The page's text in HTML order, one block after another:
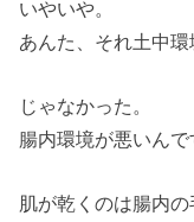
いやいや。
あんた、それ土中環
じゃなかった。
腸内環境が悪いんで
肌が乾くのは腸内